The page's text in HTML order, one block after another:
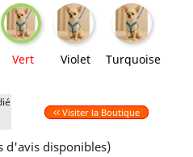
Vert
Vert
Violet
Violet
Turquoise
Turquoise
Visiter la Boutique
d'avis disponibles)